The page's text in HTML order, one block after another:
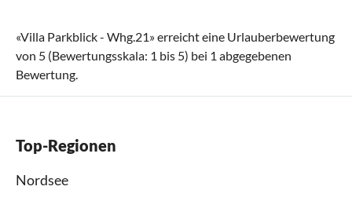
«Villa Parkblick - Whg.21» erreicht eine Urlauberbewertung
von 5 (Bewertungsskala: 1 bis 5) bei 1 abgegebenen
Bewertung.
Top-Regionen
Nordsee